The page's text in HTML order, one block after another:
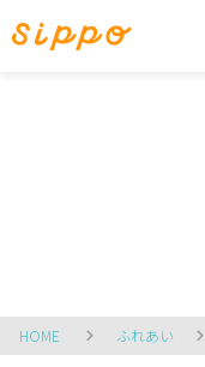
HOME ふれあい